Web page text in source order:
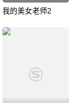
我的美女老师2